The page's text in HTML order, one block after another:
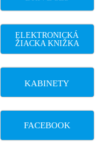
ELEKTRONICKÁ
ŽIACKA KNIŽKA
KABINETY
FACEBOOK